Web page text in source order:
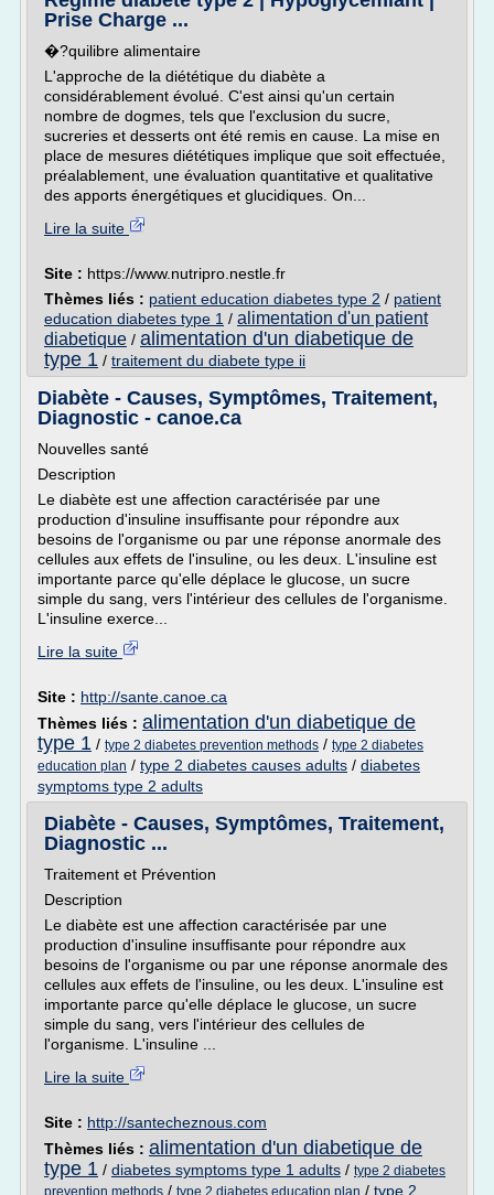
Prise Charge ...
�?quilibre alimentaire
L'approche de la diététique du diabète a
considérablement évolué. C'est ainsi qu'un certain
nombre de dogmes, tels que l'exclusion du sucre,
sucreries et desserts ont été remis en cause. La mise en
place de mesures diététiques implique que soit effectuée,
préalablement, une évaluation quantitative et qualitative
des apports énergétiques et glucidiques. On...
Lire la suite
Site : https://www.nutripro.nestle.fr
Thèmes liés : patient education diabetes type 2 / patient
education diabetes type 1 / alimentation d'un patient
diabetique / alimentation d'un diabetique de
type 1 / traitement du diabete type ii
Diabète - Causes, Symptômes, Traitement,
Diagnostic - canoe.ca
Nouvelles santé
Description
Le diabète est une affection caractérisée par une
production d'insuline insuffisante pour répondre aux
besoins de l'organisme ou par une réponse anormale des
cellules aux effets de l'insuline, ou les deux. L'insuline est
importante parce qu'elle déplace le glucose, un sucre
simple du sang, vers l'intérieur des cellules de l'organisme.
L'insuline exerce...
Lire la suite
Site : http://sante.canoe.ca
Thèmes liés : alimentation d'un diabetique de
type 1 / type 2 diabetes prevention methods / type 2 diabetes
education plan / type 2 diabetes causes adults / diabetes
symptoms type 2 adults
Diabète - Causes, Symptômes, Traitement,
Diagnostic ...
Traitement et Prévention
Description
Le diabète est une affection caractérisée par une
production d'insuline insuffisante pour répondre aux
besoins de l'organisme ou par une réponse anormale des
cellules aux effets de l'insuline, ou les deux. L'insuline est
importante parce qu'elle déplace le glucose, un sucre
simple du sang, vers l'intérieur des cellules de
l'organisme. L'insuline ...
Lire la suite
Site : http://santecheznous.com
Thèmes liés : alimentation d'un diabetique de
type 1 / diabetes symptoms type 1 adults / type 2 diabetes
prevention methods / type 2 diabetes education plan / type 2